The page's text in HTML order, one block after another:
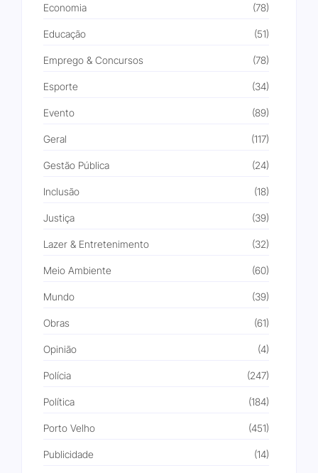
Economia (78)
Educação (51)
Emprego & Concursos (78)
Esporte (34)
Evento (89)
Geral (117)
Gestão Pública (24)
Inclusão (18)
Justiça (39)
Lazer & Entretenimento (32)
Meio Ambiente (60)
Mundo (39)
Obras (61)
Opinião (4)
Polícia (247)
Política (184)
Porto Velho (451)
Publicidade (14)